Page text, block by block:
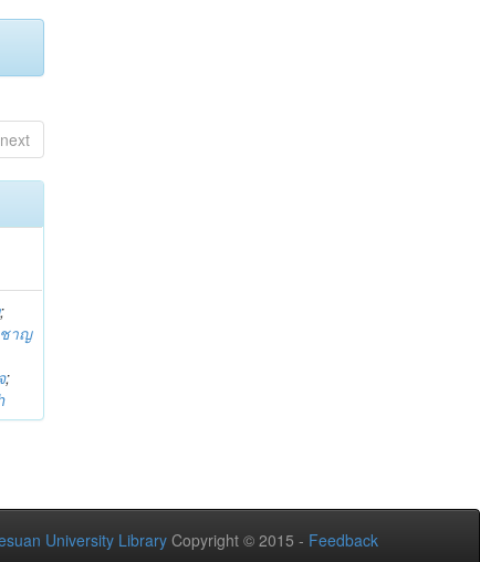
next
;
าญ
;
University Library Copyright © 2015 - Feedback